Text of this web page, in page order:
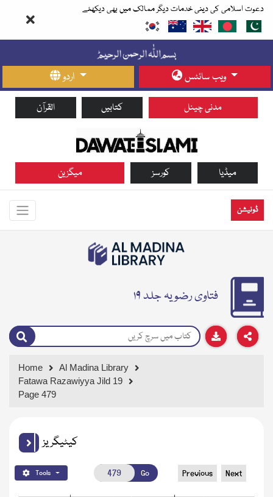
دعوت اسلامی کی دینی خدمات دیگر ممالک میں بھی دیکھئے
اردو ویب سائٹس
القرآن کتابیں مدنی چینل
میگزین کورسز میڈیا
ڈونیشن
فتاوی رضویہ جلد ۱۹
Home
Al Madina Library
Fatawa Razawiyya Jild 19
Page 479
کیٹیگریز
Tools Go Previous Next